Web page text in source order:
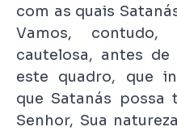
com as quais
Vamos, contudo,
cautelosa, antes
este quadro, que
que Satanás possa
Senhor, Sua